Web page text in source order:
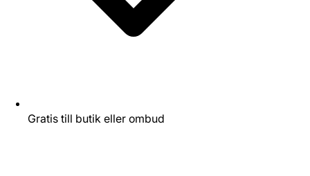
Gratis till butik eller ombud